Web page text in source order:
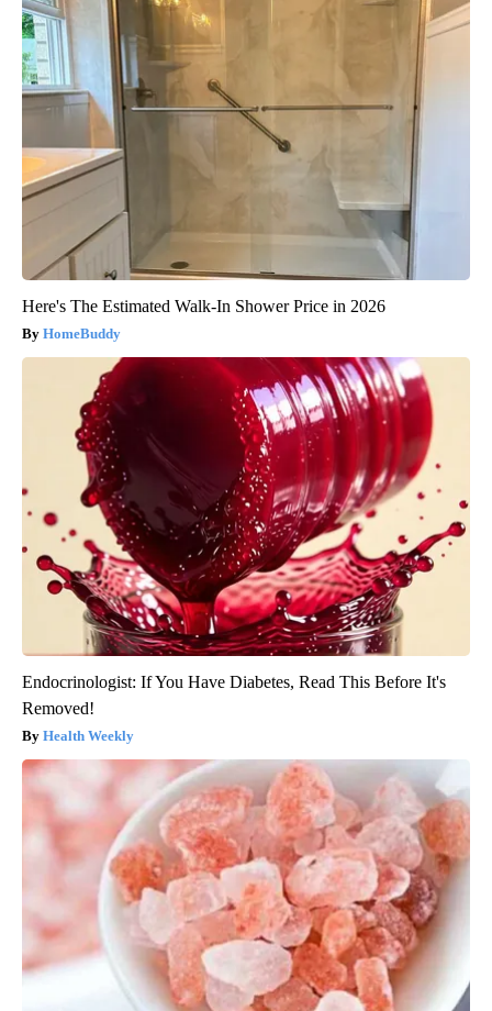
Here's The Estimated Walk-In Shower Price in 2026
HomeBuddy
Endocrinologist: If You Have Diabetes, Read This Before It's
Removed!
Health Weekly